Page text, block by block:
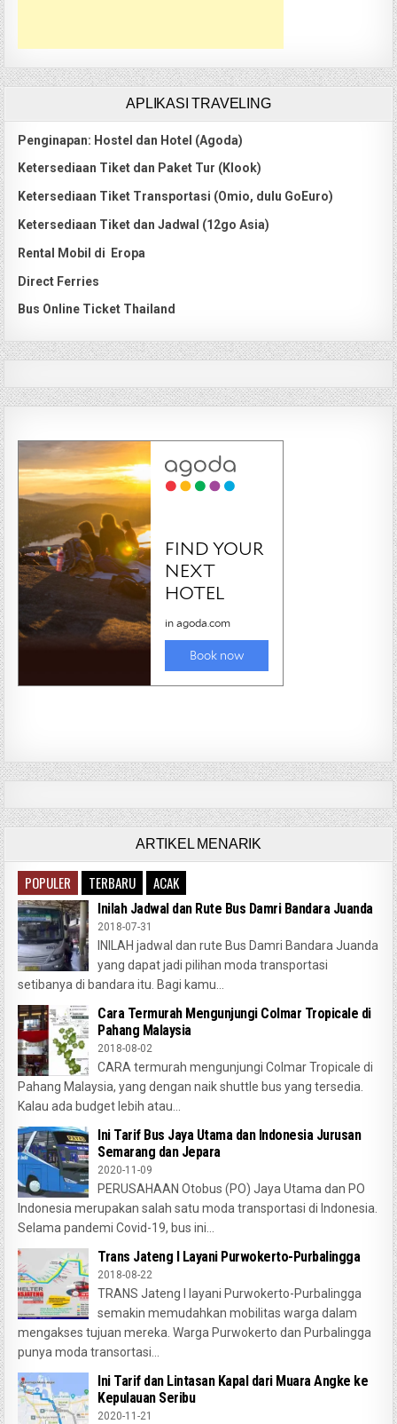
APLIKASI TRAVELING
Penginapan: Hostel dan Hotel (Agoda)
Ketersediaan Tiket dan Paket Tur (Klook)
Ketersediaan Tiket Transportasi (Omio, dulu GoEuro)
Ketersediaan Tiket dan Jadwal (12go Asia)
Rental Mobil di Eropa
Direct Ferries
Bus Online Ticket Thailand
ARTIKEL MENARIK
POPULER TERBARU ACAK
Inilah Jadwal dan Rute Bus Damri Bandara Juanda
2018-07-31
INILAH jadwal dan rute Bus Damri Bandara Juanda
yang dapat jadi pilihan moda transportasi
setibanya di bandara itu. Bagi kamu...
Cara Termurah Mengunjungi Colmar Tropicale di
Pahang Malaysia
2018-08-02
CARA termurah mengunjungi Colmar Tropicale di
Pahang Malaysia, yang dengan naik shuttle bus yang tersedia.
Kalau ada budget lebih atau...
Ini Tarif Bus Jaya Utama dan Indonesia Jurusan
Semarang dan Jepara
2020-11-09
PERUSAHAAN Otobus (PO) Jaya Utama dan PO
Indonesia merupakan salah satu moda transportasi di Indonesia.
Selama pandemi Covid-19, bus ini...
Trans Jateng I Layani Purwokerto-Purbalingga
2018-08-22
TRANS Jateng I layani Purwokerto-Purbalingga
semakin memudahkan mobilitas warga dalam
mengakses tujuan mereka. Warga Purwokerto dan Purbalingga
punya moda transortasi...
Ini Tarif dan Lintasan Kapal dari Muara Angke ke
Kepulauan Seribu
2020-11-21